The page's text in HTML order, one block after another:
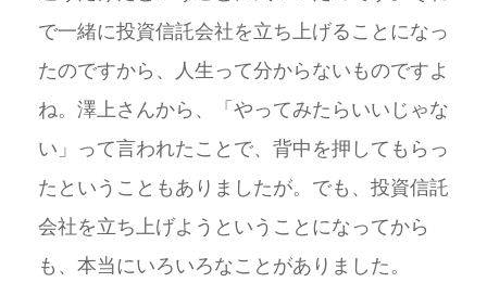
で一緒に投資信託会社を立ち上げることになっ
たのですから、人生って分からないものですよ
ね。澤上さんから、「やってみたらいいじゃな
い」って言われたことで、背中を押してもらっ
たということもありましたが。でも、投資信託
会社を立ち上げようということになってから
も、本当にいろいろなことがありました。